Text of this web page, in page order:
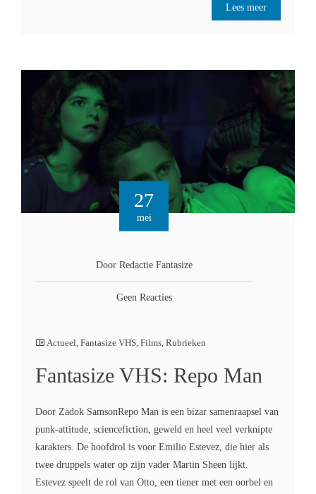
Lees meer
27
mei
Door Redactie Fantasize
Geen Reacties
Actueel, Fantasize VHS, Films, Rubrieken
Fantasize VHS: Repo Man
Door Zadok SamsonRepo Man is een bizar samenraapsel van
punk-attitude, sciencefiction, geweld en heel veel verknipte
karakters. De hoofdrol is voor Emilio Estevez, die hier als
twee druppels water op zijn vader Martin Sheen lijkt.
Estevez speelt de rol van Otto, een tiener met een oorbel en